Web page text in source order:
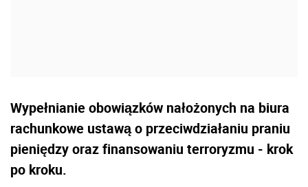
Wypełnianie obowiązków nałożonych na biura
rachunkowe ustawą o przeciwdziałaniu praniu
pieniędzy oraz finansowaniu terroryzmu - krok
po kroku.